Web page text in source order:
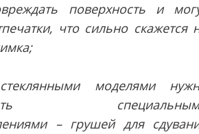
поверхность и
что сильно скажется
моделями
– грушей для